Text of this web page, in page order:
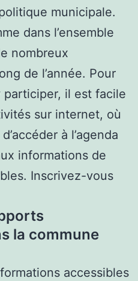
municipale.
dans l’ensemble
nombreux
de l’année. Pour
il est facile
sur internet, où
à l’agenda
informations de
Inscrivez-vous
la commune
accessibles